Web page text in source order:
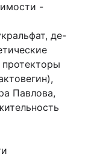
-
де-
Павлова,